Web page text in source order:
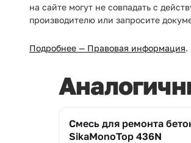
на сайте могут не совпадать с
производителю или запросите
Подробнее — Правовая информация.
Смесь для ремонта
SikaMonoTop 436N